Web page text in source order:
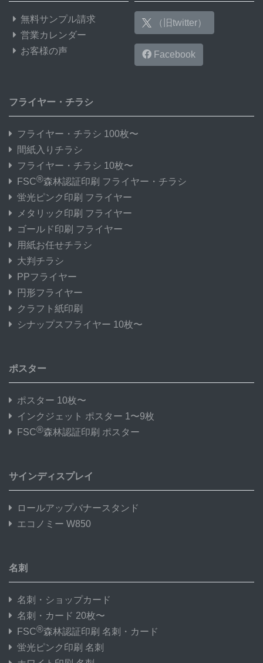
無料サンプル請求
営業カレンダー
お客様の声
（旧twitter）
Facebook
フライヤー・チラシ
フライヤー・チラシ 100枚〜
間紙入りチラシ
フライヤー・チラシ 10枚〜
FSC®森林認証印刷 フライヤー・チラシ
蛍光ピンク印刷 フライヤー
メタリック印刷 フライヤー
ゴールド印刷 フライヤー
用紙お任せチラシ
大判チラシ
PPフライヤー
円形フライヤー
クラフト紙印刷
シナップスフライヤー 10枚〜
ポスター
ポスター 10枚〜
インクジェット ポスター 1〜9枚
FSC®森林認証印刷 ポスター
サインディスプレイ
ロールアップバナースタンド
エコノミー W850
名刺
名刺・ショップカード
名刺・カード 20枚〜
FSC®森林認証印刷 名刺・カード
蛍光ピンク印刷 名刺